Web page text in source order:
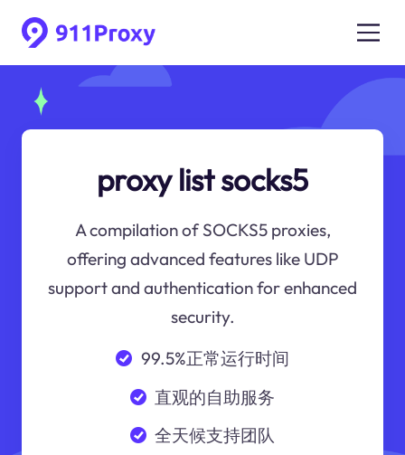
proxy list socks5
A compilation of SOCKS5 proxies,
offering advanced features like UDP
support and authentication for enhanced
security.
99.5%正常运行时间
直观的自助服务
全天候支持团队